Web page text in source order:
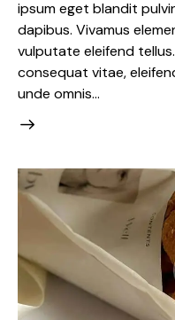
ipsum eget blandit
dapibus. Vivamus
vulputate eleifend
consequat vitae,
unde omnis…